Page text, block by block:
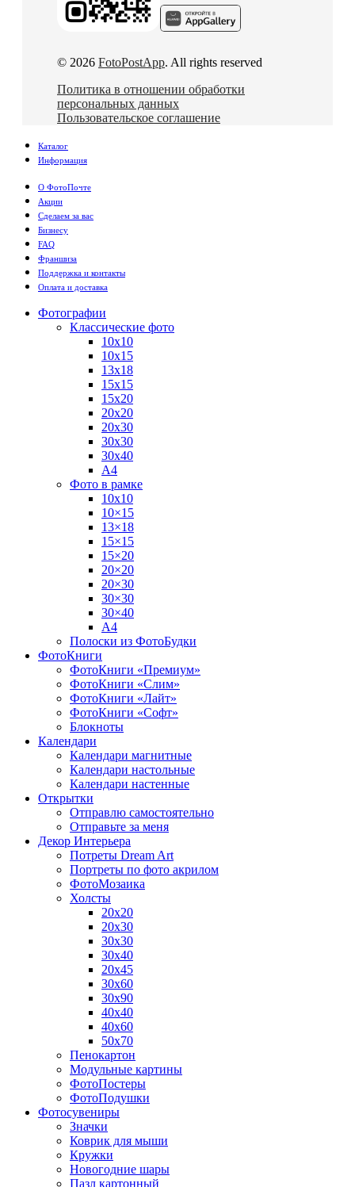
© 2026 FotoPostApp. All rights reserved
Политика в отношении обработки
персональных данных
Пользовательское соглашение
Каталог
Информация
О ФотоПочте
Акции
Сделаем за вас
Бизнесу
FAQ
Франшиза
Поддержка и контакты
Оплата и доставка
Фотографии
Классические фото
10х10
10х15
13х18
15х15
15х20
20х20
20х30
30х30
30х40
А4
Фото в рамке
10х10
10×15
13×18
15×15
15×20
20×20
20×30
30×30
30×40
A4
Полоски из ФотоБудки
ФотоКниги
ФотоКниги «Премиум»
ФотоКниги «Слим»
ФотоКниги «Лайт»
ФотоКниги «Софт»
Блокноты
Календари
Календари магнитные
Календари настольные
Календари настенные
Открытки
Отправлю самостоятельно
Отправьте за меня
Декор Интерьера
Потреты Dream Art
Портреты по фото акрилом
ФотоМозаика
Холсты
20х20
20х30
30х30
30х40
20х45
30х60
30х90
40х40
40х60
50х70
Пенокартон
Модульные картины
ФотоПостеры
ФотоПодушки
Фотоcувениры
Значки
Коврик для мыши
Кружки
Новогодние шары
Пазл картонный